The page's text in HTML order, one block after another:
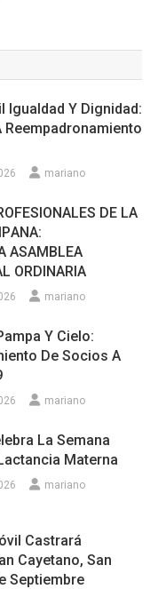
Igualdad Y Dignidad:
Reempadronamiento
mariano
DE LA
ASAMBLEA
ORDINARIA
mariano
Y Cielo:
De Socios A
mariano
La Semana
Materna
mariano
Castrará
Cayetano, San
Septiembre